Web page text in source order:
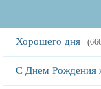
Хорошего дня
С Днем Рождения